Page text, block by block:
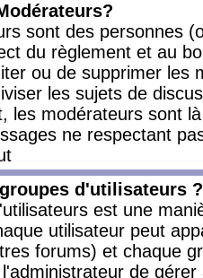
sont des personnes
du règlement et au
ou de supprimer les
les sujets de
les modérateurs sont
ne respectant
d'utilisateurs ?
est une
utilisateur peut
forums) et chaque
de